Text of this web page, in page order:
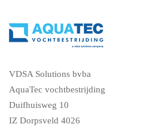
VDSA Solutions bvba
AquaTec vochtbestrijding
Duifhuisweg 10
IZ Dorpsveld 4026